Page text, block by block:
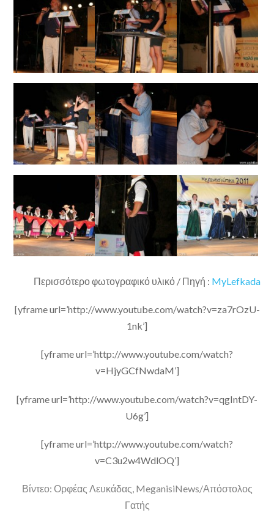
Περισσότερο φωτογραφικό υλικό / Πηγή : MyLefkada
[yframe url=’http://www.youtube.com/watch?v=za7rOzU-
1nk’]
[yframe url=’http://www.youtube.com/watch?
v=HjyGCfNwdaM’]
[yframe url=’http://www.youtube.com/watch?v=qgIntDY-
U6g’]
[yframe url=’http://www.youtube.com/watch?
v=C3u2w4WdlOQ’]
Βίντεο: Ορφέας Λευκάδας, MeganisiNews/Απόστολος
Γατής